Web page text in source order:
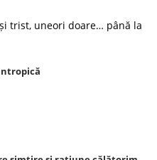
trist, uneori doare… până la